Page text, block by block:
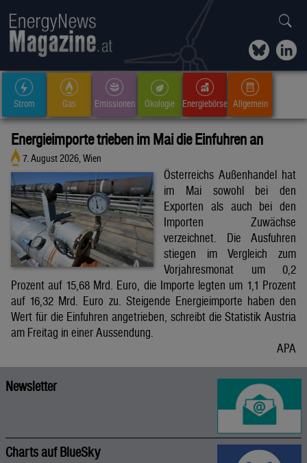
Strom Gas Emissionen Ökologie Energiebörse Allgemein
Energieimporte trieben im Mai die Einfuhren an
7. August 2026, Wien
Österreichs Außenhandel hat
im Mai sowohl bei den
Exporten als auch bei den
Importen Zuwächse
verzeichnet. Die Ausfuhren
stiegen im Vergleich zum
Vorjahresmonat um 0,2
Prozent auf 15,68 Mrd. Euro, die Importe legten um 1,1 Prozent
auf 16,32 Mrd. Euro zu. Steigende Energieimporte haben den
Wert für die Einfuhren angetrieben, schreibt die Statistik Austria
am Freitag in einer Aussendung.
APA
Newsletter
Charts auf BlueSky